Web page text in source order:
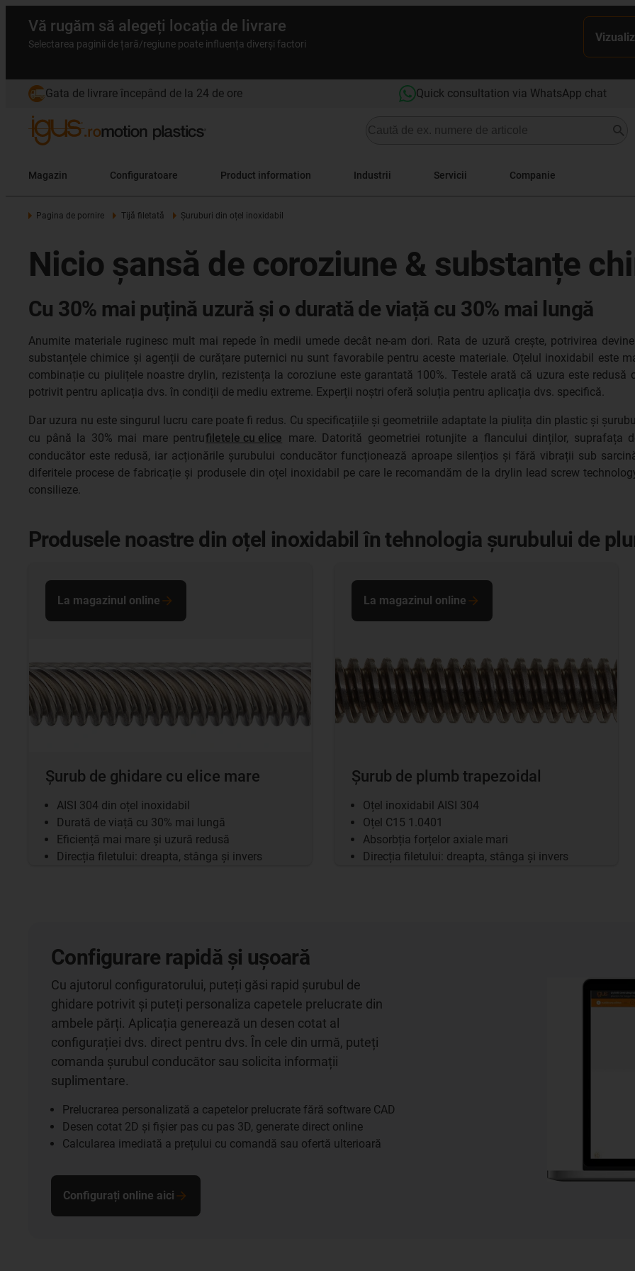
Vă rugăm să alegeți locația de livrare
Selectarea paginii de țară/regiune poate influența diverși factori
Gata de livrare începând de la 24 de ore Quick consultation via WhatsApp chat
Magazin Configuratoare Product information Industrii Servicii Companie
Pagina de pornire Tijă filetată Șuruburi din oțel inoxidabil
Nicio șansă de coroziune & substanțe
Cu 30% mai puțină uzură și o durată de viață cu 30% mai lungă
Anumite materiale ruginesc mult mai repede în medii umede decât ne-am dori. Rata de uzură crește, potrivirea
substanțele chimice și agenții de curățare puternici nu sunt favorabile pentru aceste materiale. Oțelul inoxidabil este
combinație cu piulițele noastre drylin, rezistența la coroziune este garantată 100%. Testele arată că uzura este
potrivit pentru aplicația dvs. în condiții de mediu extreme. Experții noștri oferă soluția pentru aplicația dvs. specifică.
Dar uzura nu este singurul lucru care poate fi redus. Cu specificațiile și geometriile adaptate la piulița din plastic și
cu până la 30% mai mare pentrufiletele cu elice mare. Datorită geometriei rotunjite a flancului dinților,
conducător este redusă, iar acționările șurubului conducător funcționează aproape silențios și fără vibrații sub
diferitele procese de fabricație și produsele din oțel inoxidabil pe care le recomandăm de la drylin lead screw
consilieze.
Produsele noastre din oțel inoxidabil în tehnologia șurubului de
Șurub de ghidare cu elice mare
AISI 304 din oțel inoxidabil
Durată de viață cu 30% mai lungă
Eficiență mai mare și uzură redusă
Direcția filetului: dreapta, stânga și invers
La magazinul online
Șurub de plumb trapezoidal
Oțel inoxidabil AISI 304
Oțel C15 1.0401
Absorbția forțelor axiale mari
Direcția filetului: dreapta, stânga și invers
La magazinul online
Configurare rapidă și ușoară
Cu ajutorul configuratorului, puteți găsi rapid șurubul de
ghidare potrivit și puteți personaliza capetele prelucrate din
ambele părți. Aplicația generează un desen cotat al
configurației dvs. direct pentru dvs. În cele din urmă, puteți
comanda șurubul conducător sau solicita informații
suplimentare.
Prelucrarea personalizată a capetelor prelucrate fără software CAD
Desen cotat 2D și fișier pas cu pas 3D, generate direct online
Calcularea imediată a prețului cu comandă sau ofertă ulterioară
Configurați online aici